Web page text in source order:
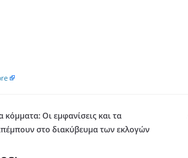
κόμματα: Οι εμφανίσεις και τα
στο διακύβευμα των εκλογών